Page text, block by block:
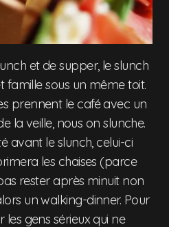
et de supper, le slunch
famille sous un même toit.
prennent le café avec un
la veille, nous on slunche.
avant le slunch, celui-ci
les chaises (parce
rester après minuit non
un walking-dinner. Pour
gens sérieux qui ne